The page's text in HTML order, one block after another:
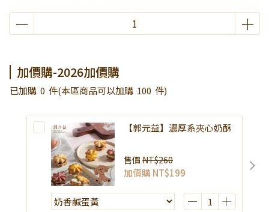
全館消費滿50,000元享其它優惠
加價購-2026加價購
已加購 0 件(本區商品可以加購 100 件)
【郭元益】濃厚系夾心奶酥
售價 NT$260
加價購NT$199